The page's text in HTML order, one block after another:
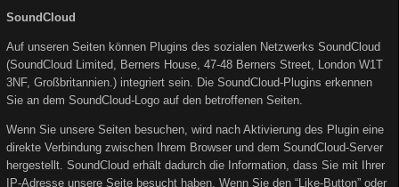
SoundCloud
Auf unseren Seiten können Plugins des sozialen Netzwerks SoundCloud
(SoundCloud Limited, Berners House, 47-48 Berners Street, London W1T
3NF, Großbritannien.) integriert sein. Die SoundCloud-Plugins erkennen
Sie an dem SoundCloud-Logo auf den betroffenen Seiten.
Wenn Sie unsere Seiten besuchen, wird nach Aktivierung des Plugin eine
direkte Verbindung zwischen Ihrem Browser und dem SoundCloud-Server
hergestellt. SoundCloud erhält dadurch die Information, dass Sie mit Ihrer
IP-Adresse unsere Seite besucht haben. Wenn Sie den “Like-Button” oder